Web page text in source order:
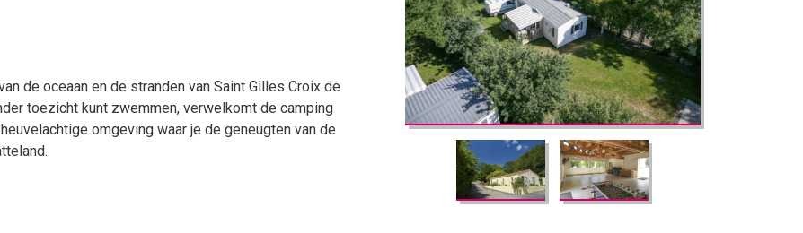
de oceaan en de stranden van Saint Gilles Croix de
toezicht kunt zwemmen, verwelkomt de camping
omgeving waar je de geneugten van de